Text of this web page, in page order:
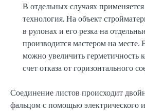
В отдельных случаях
технология. На объект
в рулонах и его резка на
производится мастером на месте.
можно увеличить герметичность
счет отказа от горизонтального
Соединение листов происходит
фальцом с помощью электрического